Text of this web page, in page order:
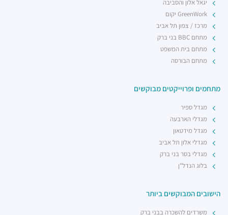
הישובים המבוקשים ביותר
משרדים להשכרה בבני ברק
מתחמים ופרוייקטים מבוקשים
מגדל ספיר
מגדלי הארבעה
מגדל מידטאון
מגדלי אלון תל אביב
מגדלי בסר בני ברק
בלוג הנדל"ן
יגאל אלון והסביבה
GreenWork יקום
מרכז / צפון תל אביב
מתחם BBC בני ברק
מתחם בית המשפט
מתחם הבורסה